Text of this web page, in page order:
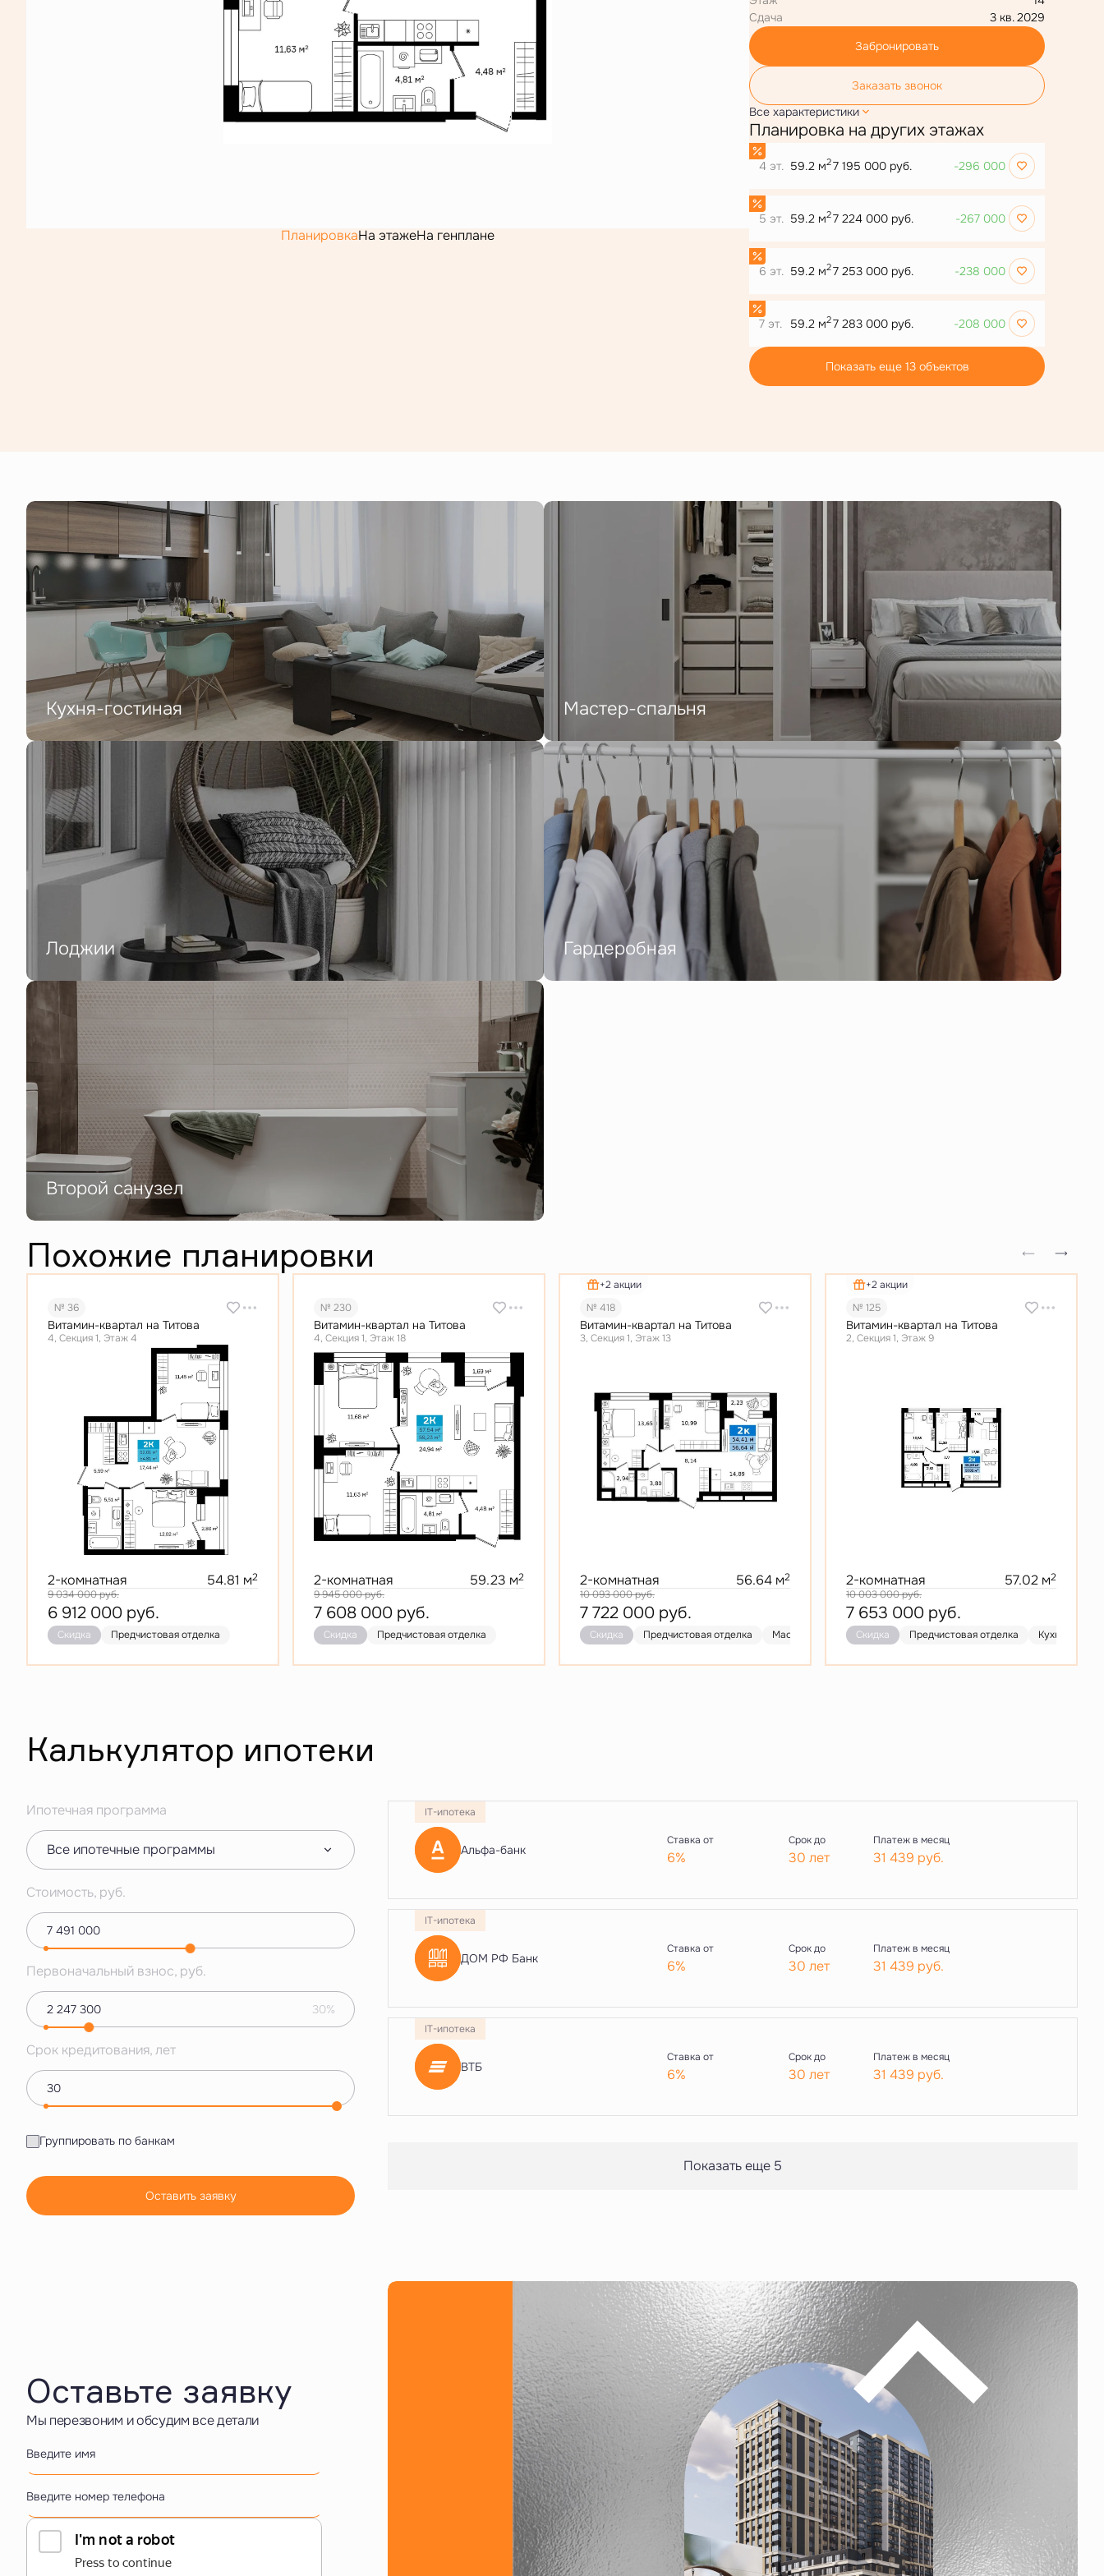
ПланировкаНа этажеНа генплане
Сдача
3 кв. 2029
Забронировать
Заказать звонок
Все характеристики
Планировка на других этажах
4 эт. 59.2 м27 195 000 руб. -296 000
5 эт. 59.2 м27 224 000 руб. -267 000
6 эт. 59.2 м27 253 000 руб. -238 000
7 эт. 59.2 м27 283 000 руб. -208 000
Показать еще 13 объектов
Кухня-гостиная Мастер-спальня
Лоджии Гардеробная
Второй санузел
Похожие планировки
№ 36
Витамин-квартал на Титова
4, Секция 1, Этаж 4
2-комнатная 54.81 м2
9 034 000руб.
6 912 000 руб.
Скидка Предчистовая отделка
№ 230
Витамин-квартал на Титова
4, Секция 1, Этаж 18
2-комнатная 59.23 м2
9 945 000руб.
7 608 000 руб.
Скидка Предчистовая отделка
+2 акции
№ 418
Витамин-квартал на Титова
3, Секция 1, Этаж 13
2-комнатная 56.64 м2
10 093 000руб.
7 722 000 руб.
Скидка Предчистовая отделка Мастер-спальня Кухня-гостиная Скидка Предчистовая
+2 акции
№ 125
Витамин-квартал на Титова
2, Секция 1, Этаж 9
2-комнатная 57.02 м2
10 003 000руб.
7 653 000 руб.
Скидка Предчистовая отделка Кухня-
Калькулятор ипотеки
Ипотечная программа
Все ипотечные программы
Стоимость, руб.
Первоначальный взнос, руб.
30%
Срок кредитования, лет
Группировать по банкам
Оставить заявку
Альфа-банк
IT-ипотека
Ставка от
6%
Срок до
30 лет
Платеж в месяц
31 439 руб.
ДОМ РФ Банк
IT-ипотека
Ставка от
6%
Срок до
30 лет
Платеж в месяц
31 439 руб.
ВТБ
IT-ипотека
Ставка от
6%
Срок до
30 лет
Платеж в месяц
31 439 руб.
Показать еще 5
Оставьте заявку
Мы перезвоним и обсудим все детали
Введите имя
Введите номер телефона